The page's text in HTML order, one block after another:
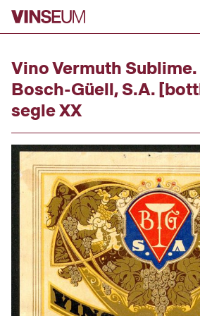
Go to content
Vino Vermuth
Bosch-Güell, S.A.
segle XX